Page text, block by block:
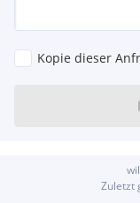
Kopie dieser
Zuletzt